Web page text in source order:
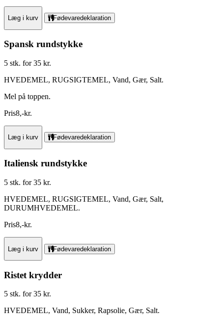
Læg i kurv Fødevaredeklaration
Spansk rundstykke
5 stk. for 35 kr.
HVEDEMEL, RUGSIGTEMEL, Vand, Gær, Salt.
Mel på toppen.
Pris8,-kr.
Læg i kurv Fødevaredeklaration
Italiensk rundstykke
5 stk. for 35 kr.
HVEDEMEL, RUGSIGTEMEL, Vand, Gær, Salt,
DURUMHVEDEMEL.
Pris8,-kr.
Læg i kurv Fødevaredeklaration
Ristet krydder
5 stk. for 35 kr.
HVEDEMEL, Vand, Sukker, Rapsolie, Gær, Salt.